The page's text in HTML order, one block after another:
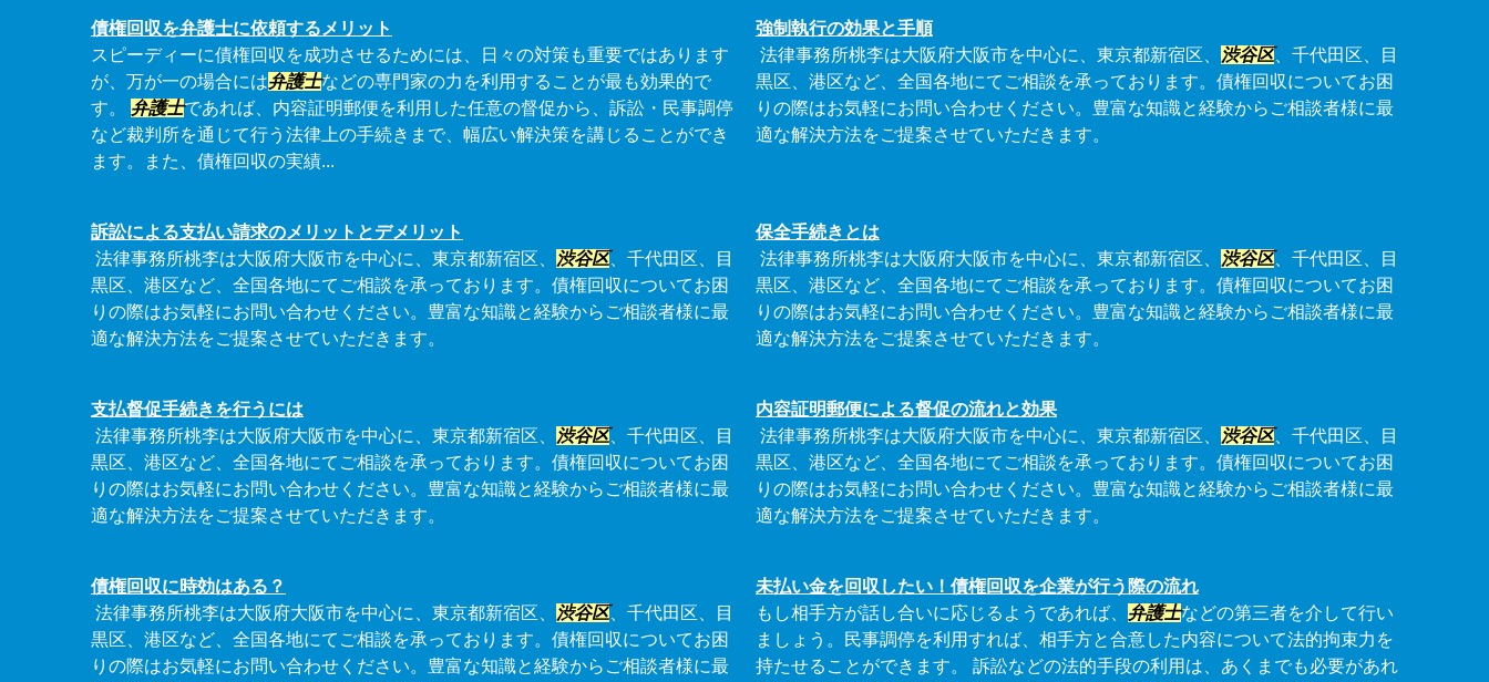
債権回収を弁護士に依頼するメリット
スピーディーに債権回収を成功させるためには、日々の対策も重要ではあります
が、万が一の場合には弁護士などの専門家の力を利用することが最も効果的で
す。 弁護士であれば、内容証明郵便を利用した任意の督促から、訴訟・民事調停
など裁判所を通じて行う法律上の手続きまで、幅広い解決策を講じることができ
ます。また、債権回収の実績...
強制執行の効果と手順
法律事務所桃李は大阪府大阪市を中心に、東京都新宿区、
渋谷区、千代田区、目
黒区、港区など、全国各地にてご相談を承っております。債権回収についてお困
りの際はお気軽にお問い合わせください。豊富な知識と経験からご相談者様に最
適な解決方法をご提案させていただきます。
訴訟による支払い請求のメリットとデメリット
法律事務所桃李は大阪府大阪市を中心に、東京都新宿区、
渋谷区、千代田区、目
黒区、港区など、全国各地にてご相談を承っております。債権回収についてお困
りの際はお気軽にお問い合わせください。豊富な知識と経験からご相談者様に最
適な解決方法をご提案させていただきます。
保全手続きとは
法律事務所桃李は大阪府大阪市を中心に、東京都新宿区、
渋谷区、千代田区、目
黒区、港区など、全国各地にてご相談を承っております。債権回収についてお困
りの際はお気軽にお問い合わせください。豊富な知識と経験からご相談者様に最
適な解決方法をご提案させていただきます。
支払督促手続きを行うには
法律事務所桃李は大阪府大阪市を中心に、東京都新宿区、
渋谷区、千代田区、目
黒区、港区など、全国各地にてご相談を承っております。債権回収についてお困
りの際はお気軽にお問い合わせください。豊富な知識と経験からご相談者様に最
適な解決方法をご提案させていただきます。
内容証明郵便による督促の流れと効果
法律事務所桃李は大阪府大阪市を中心に、東京都新宿区、
渋谷区、千代田区、目
黒区、港区など、全国各地にてご相談を承っております。債権回収についてお困
りの際はお気軽にお問い合わせください。豊富な知識と経験からご相談者様に最
適な解決方法をご提案させていただきます。
債権回収に時効はある？
法律事務所桃李は大阪府大阪市を中心に、東京都新宿区、
渋谷区、千代田区、目
黒区、港区など、全国各地にてご相談を承っております。債権回収についてお困
りの際はお気軽にお問い合わせください。豊富な知識と経験からご相談者様に最
未払い金を回収したい！債権回収を企業が行う際の流れ
もし相手方が話し合いに応じるようであれば、 弁護士などの第三者を介して行い
ましょう。民事調停を利用すれば、相手方と合意した内容について法的拘束力を
持たせることができます。 訴訟などの法的手段の利用は、あくまでも必要があれ